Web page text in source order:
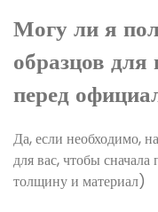
Могу ли я
образцов для
перед
Да, если необходимо,
для вас, чтобы
толщину и материал)